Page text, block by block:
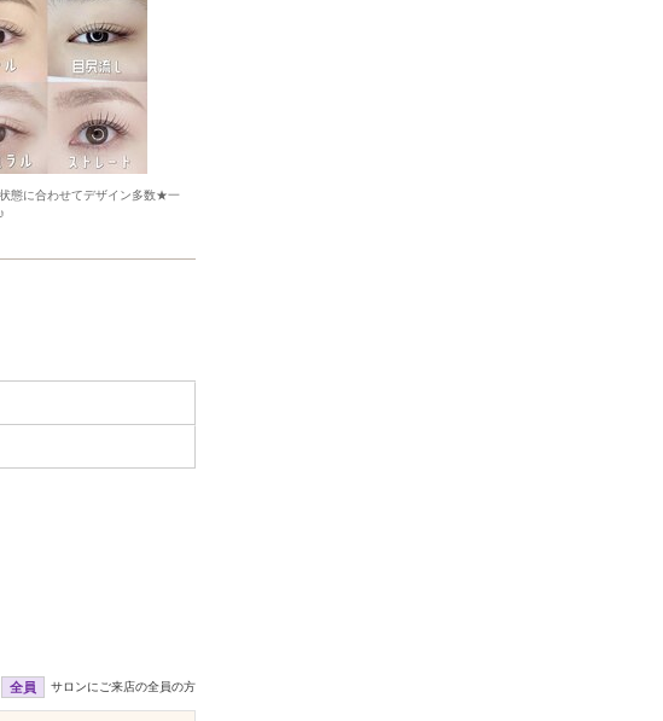
態に合わせてデザイン多数★一
全員 サロンにご来店の全員の方